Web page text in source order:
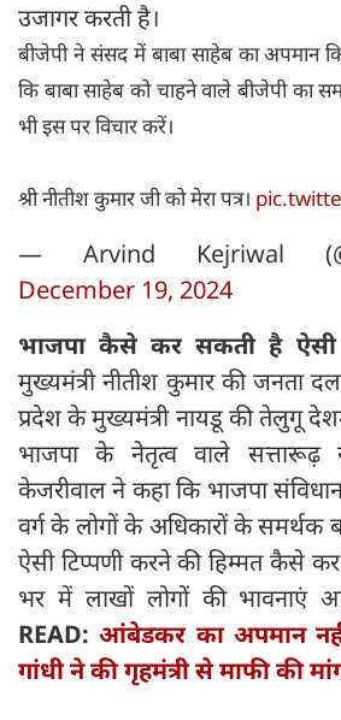
उजागर करती है।
बीजेपी ने संसद में बाबा साहेब का अपमान
कि बाबा साहेब को चाहने वाले बीजेपी का
भी इस पर विचार करें।
श्री नीतीश कुमार जी को मेरा पत्र।
— Arvind Kejriwal
December 19, 2024
भाजपा कैसे कर सकती है ऐसी
मुख्यमंत्री नीतीश कुमार की जनता
प्रदेश के मुख्यमंत्री नायडू की तेलुगू
भाजपा के नेतृत्व वाले
केजरीवाल ने कहा कि भाजपा
वर्ग के लोगों के अधिकारों के समर्थक
ऐसी टिप्पणी करने की हिम्मत कैसे
भर में लाखों लोगों की भावनाएं
READ:आंबेडकर का अपमान
गांधी ने की गृहमंत्री से माफी की